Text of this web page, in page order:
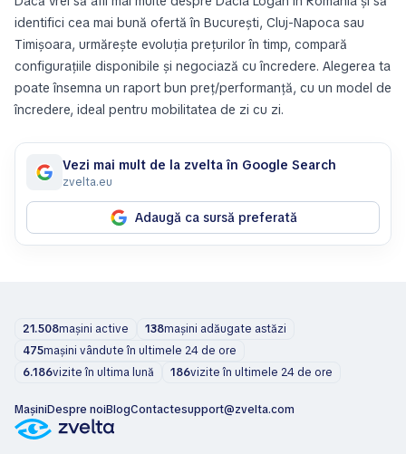
identifici cea mai bună ofertă în București, Cluj-Napoca sau
Timișoara, urmărește evoluția prețurilor în timp, compară
configurațiile disponibile și negociază cu încredere. Alegerea ta
poate însemna un raport bun preț/performanță, cu un model de
încredere, ideal pentru mobilitatea de zi cu zi.
Vezi mai mult de la zvelta în Google Search
zvelta.eu
Adaugă ca sursă preferată
21.508mașini active 138mașini adăugate astăzi
475mașini vândute în ultimele 24 de ore
6.186vizite în ultima lună 186vizite în ultimele 24 de ore
MașiniDespre noiBlogContactesupport@zvelta.com